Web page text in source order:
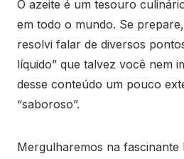
O azeite é um tesouro
em todo o mundo. Se
resolvi falar de diversos
líquido” que talvez você nem
desse conteúdo um pouco
“saboroso”.
Mergulharemos na fascinante